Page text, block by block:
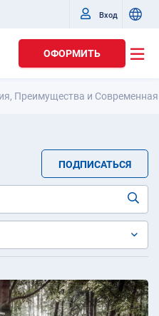
Вход
ОФОРМИТЬ
Преимущества и
ПОДПИСАТЬСЯ